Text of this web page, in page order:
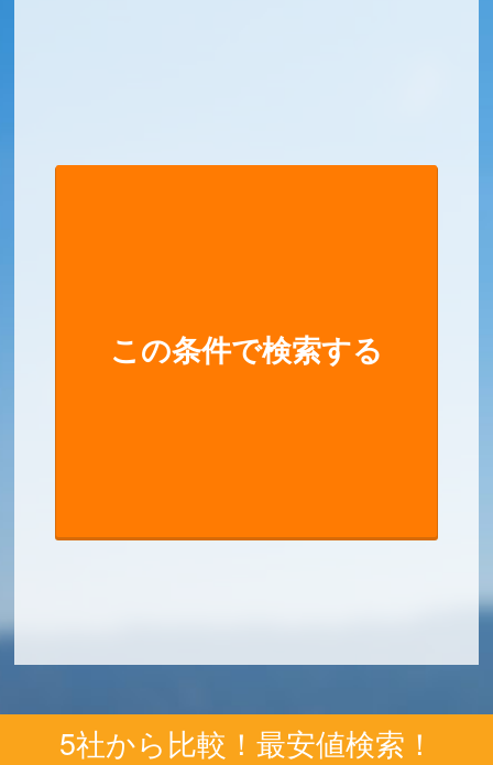
5社から比較！最安値検索！